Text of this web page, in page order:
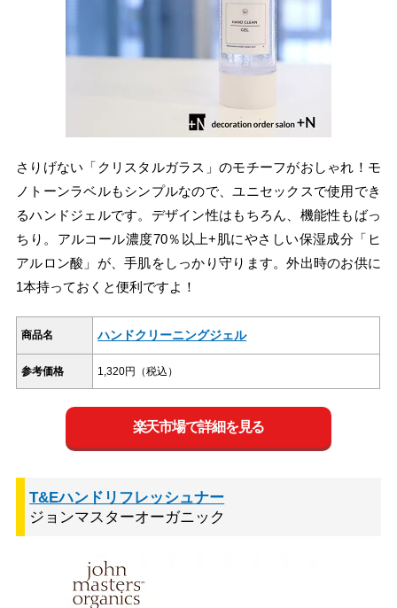
さりげない「クリスタルガラス」のモチーフがおしゃれ！モ
ノトーンラベルもシンプルなので、ユニセックスで使用でき
るハンドジェルです。デザイン性はもちろん、機能性もばっ
ちり。アルコール濃度70％以上+肌にやさしい保湿成分「ヒ
アルロン酸」が、手肌をしっかり守ります。外出時のお供に
1本持っておくと便利ですよ！
商品名 ハンドクリーニングジェル
参考価格 1,320円（税込）
楽天市場で詳細を見る
T&Eハンドリフレッシュナー
ジョンマスターオーガニック